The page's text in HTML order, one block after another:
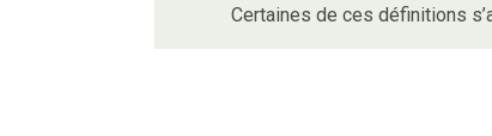
Certaines de ces définitions